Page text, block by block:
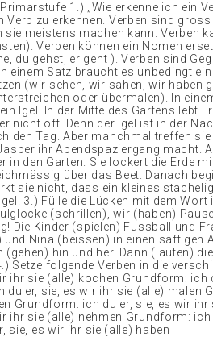
1.) „Wie erkenne ich ein
Verb zu erkennen. Verben sind
meistens machen kann. Verben
Verben können ein Nomen
du gehst, er geht ). Verben sind
einem Satz braucht es unbedingt
(wir sehen, wir sahen, wir haben
oder übermalen). In
Igel. In der Mitte des Gartens lebt
nicht oft. Denn der Igel ist in der
den Tag. Aber manchmal treffen
ihr Abendspaziergang macht.
den Garten. Sie lockert die Erde
über das Beet. Danach
sie nicht, dass ein kleines
3.) Fülle die Lücken mit dem
(schrillen), wir (haben)
Die Kinder (spielen) Fussball und
und Nina (beissen) in einen saftigen
hin und her. Dann (läuten)
Setze folgende Verben in die
ihr sie (alle) kochen Grundform: ich
er, sie, es wir ihr sie (alle) malen
Grundform: ich du er, sie, es wir ihr
ihr sie (alle) nehmen Grundform:
sie, es wir ihr sie (alle) haben